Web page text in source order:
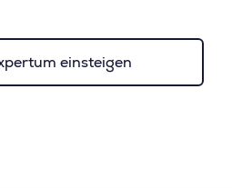
einsteigen